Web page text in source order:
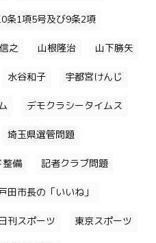
条1項5号及び9条2項
之 山根隆治 山下勝矢
水谷和子 宇都宮けんじ
デモクラシータイムス
埼玉県選管問題
整備 記者クラブ問題
田市長の「いいね」
日刊スポーツ 東京スポーツ